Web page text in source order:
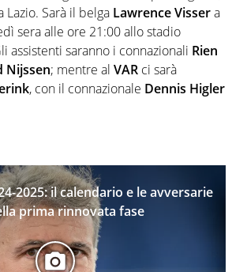
Sarà il belga Lawrence Vissera
sera alle ore 21:00 allo stadio
assistenti saranno i connazionali Rien
Nijssen; mentre al VAR ci sarà
, con il connazionale Dennis Higler
2025: il calendario e le avversarie
prima rinnovata fase